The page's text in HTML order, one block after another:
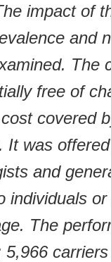
impact of
and
The
free of
covered
It was
and
individuals
The
5,966